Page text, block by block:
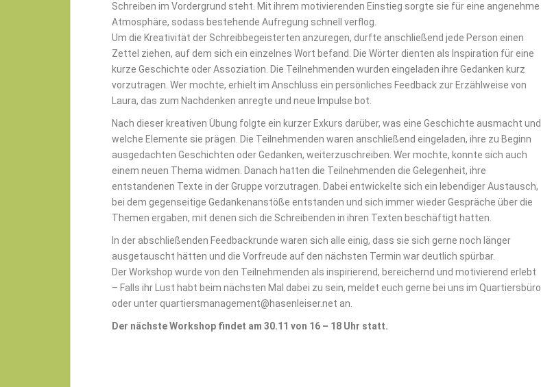
Schreiben im Vordergrund steht. Mit ihrem motivierenden Einstieg sorgte sie für eine angenehme
Atmosphäre, sodass bestehende Aufregung schnell verflog.
Um die Kreativität der Schreibbegeisterten anzuregen, durfte anschließend jede Person einen
Zettel ziehen, auf dem sich ein einzelnes Wort befand. Die Wörter dienten als Inspiration für eine
kurze Geschichte oder Assoziation. Die Teilnehmenden wurden eingeladen ihre Gedanken kurz
vorzutragen. Wer mochte, erhielt im Anschluss ein persönliches Feedback zur Erzählweise von
Laura, das zum Nachdenken anregte und neue Impulse bot.
Nach dieser kreativen Übung folgte ein kurzer Exkurs darüber, was eine Geschichte ausmacht und
welche Elemente sie prägen. Die Teilnehmenden waren anschließend eingeladen, ihre zu Beginn
ausgedachten Geschichten oder Gedanken, weiterzuschreiben. Wer mochte, konnte sich auch
einem neuen Thema widmen. Danach hatten die Teilnehmenden die Gelegenheit, ihre
entstandenen Texte in der Gruppe vorzutragen. Dabei entwickelte sich ein lebendiger Austausch,
bei dem gegenseitige Gedankenanstöße entstanden und sich immer wieder Gespräche über die
Themen ergaben, mit denen sich die Schreibenden in ihren Texten beschäftigt hatten.
In der abschließenden Feedbackrunde waren sich alle einig, dass sie sich gerne noch länger
ausgetauscht hätten und die Vorfreude auf den nächsten Termin war deutlich spürbar.
Der Workshop wurde von den Teilnehmenden als inspirierend, bereichernd und motivierend erlebt
– Falls ihr Lust habt beim nächsten Mal dabei zu sein, meldet euch gerne bei uns im Quartiersbüro
oder unter quartiersmanagement@hasenleiser.net an.
Der nächste Workshop findet am 30.11 von 16 – 18 Uhr statt.